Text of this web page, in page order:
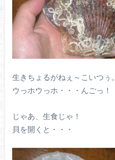
生きちょるがねぇ～こいつぅ。
ウっホウっホ・・・んごっ！
じゃあ、生食じゃ！
貝を開くと・・・